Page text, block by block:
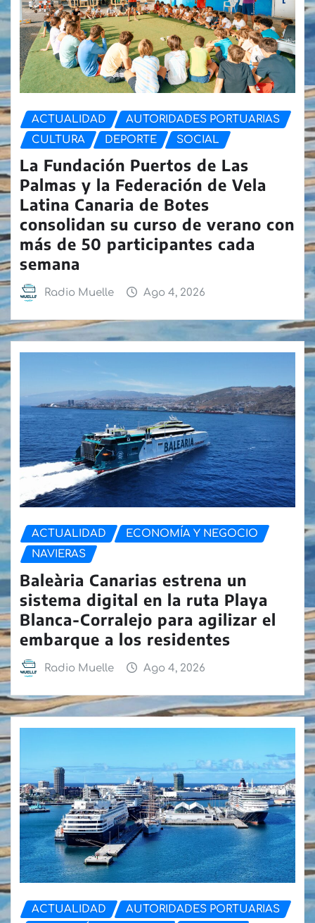
ACTUALIDAD
AUTORIDADES PORTUARIAS
CULTURA
DEPORTE SOCIAL
La Fundación Puertos de Las
Palmas y la Federación de Vela
Latina Canaria de Botes
consolidan su curso de verano con
más de 50 participantes cada
semana
Radio Muelle Ago 4, 2026
ACTUALIDAD
ECONOMÍA Y NEGOCIO
NAVIERAS
Baleària Canarias estrena un
sistema digital en la ruta Playa
Blanca-Corralejo para agilizar el
embarque a los residentes
Radio Muelle Ago 4, 2026
ACTUALIDAD
AUTORIDADES PORTUARIAS